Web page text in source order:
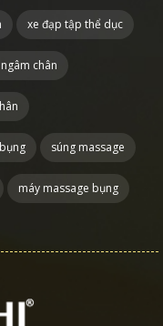
xe đạp tập thể dục
chân
súng massage
máy massage bụng